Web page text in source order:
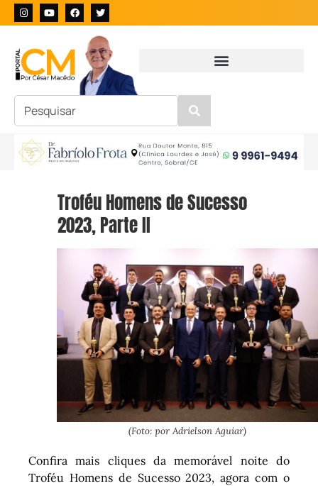
Troféu Homens de Sucesso
2023, Parte II
(Foto: por Adrielson Aguiar)
Confira mais cliques da memorável noite do
Troféu Homens de Sucesso 2023, agora com o